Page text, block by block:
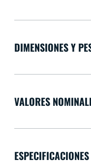
DIMENSIONES Y
VALORES